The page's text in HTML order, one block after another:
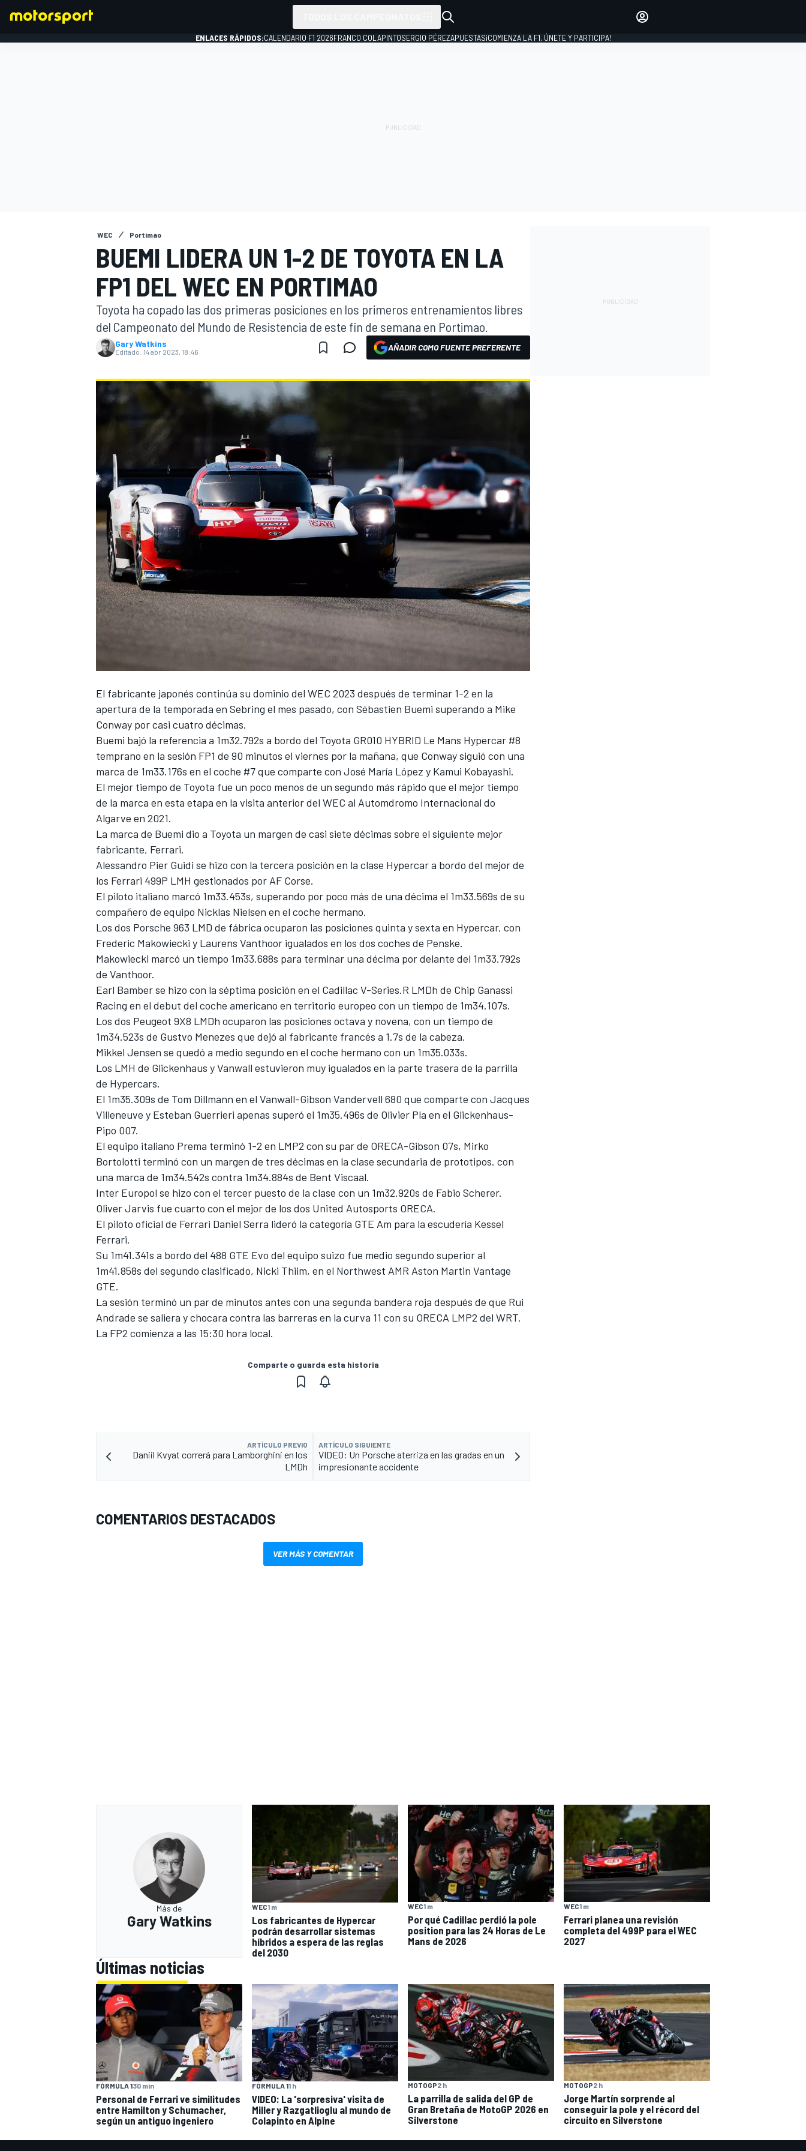
INDYCAR
MOTOGP
FÓRMULA E
WRC
MÁS CATEGORÍAS
INICIAR SESIÓN
ENLACES RÁPIDOS:CALENDARIO F1 2026FRANCO COLAPINTOSERGIO PÉREZAPUESTAS¡COMIENZA LA F1, ÚNETE Y PARTICIPA!
WEC Portimao
BUEMI LIDERA UN 1-2 DE TOYOTA EN LA
FP1 DEL WEC EN PORTIMAO
Toyota ha copado las dos primeras posiciones en los primeros entrenamientos libres
del Campeonato del Mundo de Resistencia de este fin de semana en Portimao.
Gary Watkins
Editado: 14 abr 2023, 18:46 AÑADIR COMO FUENTE PREFERENTE
El fabricante japonés continúa su dominio del WEC 2023 después de terminar 1-2 en la
apertura de la temporada en Sebring el mes pasado, con Sébastien Buemi superando a Mike
Conway por casi cuatro décimas.
Buemi bajó la referencia a 1m32.792s a bordo del Toyota GR010 HYBRID Le Mans Hypercar #8
temprano en la sesión FP1 de 90 minutos el viernes por la mañana, que Conway siguió con una
marca de 1m33.176s en el coche #7 que comparte con José María López y Kamui Kobayashi.
El mejor tiempo de Toyota fue un poco menos de un segundo más rápido que el mejor tiempo
de la marca en esta etapa en la visita anterior del WEC al Automdromo Internacional do
Algarve en 2021.
La marca de Buemi dio a Toyota un margen de casi siete décimas sobre el siguiente mejor
fabricante, Ferrari.
Alessandro Pier Guidi se hizo con la tercera posición en la clase Hypercar a bordo del mejor de
los Ferrari 499P LMH gestionados por AF Corse.
El piloto italiano marcó 1m33.453s, superando por poco más de una décima el 1m33.569s de su
compañero de equipo Nicklas Nielsen en el coche hermano.
Los dos Porsche 963 LMD de fábrica ocuparon las posiciones quinta y sexta en Hypercar, con
Frederic Makowiecki y Laurens Vanthoor igualados en los dos coches de Penske.
Makowiecki marcó un tiempo 1m33.688s para terminar una décima por delante del 1m33.792s
de Vanthoor.
Earl Bamberse hizo con la séptima posición en el Cadillac V-Series.R LMDh de Chip Ganassi
Racing en el debut del coche americano en territorio europeo con un tiempo de 1m34.107s.
Los dos Peugeot 9X8 LMDh ocuparon las posiciones octava y novena, con un tiempo de
1m34.523s de Gustvo Menezes que dejó al fabricante francés a 1.7s de la cabeza.
Mikkel Jensen se quedó a medio segundo en el coche hermano con un 1m35.033s.
Los LMH de Glickenhaus yVanwall estuvieron muy igualados en la parte trasera de la parrilla
de Hypercars.
El 1m35.309s de Tom Dillmann en el Vanwall-Gibson Vandervell 680 que comparte con Jacques
Villeneuve y Esteban Guerrieri apenas superó el 1m35.496s de Olivier Pla en el Glickenhaus-
Pipo 007.
El equipo italiano Prema terminó 1-2 en LMP2 con su par de ORECA-Gibson 07s, Mirko
Bortolotti terminó con un margen de tres décimas en la clase secundaria de prototipos. con
una marca de 1m34.542s contra 1m34.884s de Bent Viscaal.
Inter Europol se hizo con el tercer puesto de la clase con un 1m32.920s de Fabio Scherer.
Oliver Jarvis fue cuarto con el mejor de los dos United Autosports ORECA.
El piloto oficial de Ferrari Daniel Serra lideró la categoría GTE Am para la escudería Kessel
Ferrari.
Su 1m41.341s a bordo del 488 GTE Evo del equipo suizo fue medio segundo superior al
1m41.858s del segundo clasificado, Nicki Thiim, en el Northwest AMR Aston Martin Vantage
GTE.
La sesión terminó un par de minutos antes con una segunda bandera roja después de que Rui
Andrade se saliera y chocara contra las barreras en la curva 11 con su ORECA LMP2 del WRT.
La FP2 comienza a las 15:30 hora local.
Comparte o guarda esta historia
ARTÍCULO PREVIO
Daniil Kvyat correrá para Lamborghini en los
LMDh
ARTÍCULO SIGUIENTE
VIDEO: Un Porsche aterriza en las gradas en un
impresionante accidente
COMENTARIOS DESTACADOS
VER MÁS Y COMENTAR
Más de
Gary Watkins
WEC1 m
Los fabricantes de Hypercar
podrán desarrollar sistemas
híbridos a espera de las reglas
del 2030
WEC1 m
Por qué Cadillac perdió la pole
position para las 24 Horas de Le
Mans de 2026
WEC1 m
Ferrari planea una revisión
completa del 499P para el WEC
2027
Últimas noticias
FÓRMULA 130 min
Personal de Ferrari ve similitudes
entre Hamilton y Schumacher,
según un antiguo ingeniero
FÓRMULA 11 h
VIDEO: La 'sorpresiva' visita de
Miller y Razgatlioglu al mundo de
Colapinto en Alpine
MOTOGP2 h
La parrilla de salida del GP de
Gran Bretaña de MotoGP 2026 en
Silverstone
MOTOGP2 h
Jorge Martín sorprende al
conseguir la pole y el récord del
circuito en Silverstone